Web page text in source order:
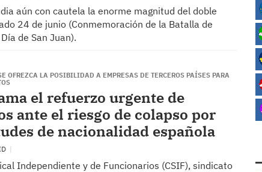
aún con cautela la enorme magnitud del doble
24 de junio (Conmemoración de la Batalla de
de San Juan).
OFREZCA LA POSIBILIDAD A EMPRESAS DE TERCEROS PAÍSES PARA
el refuerzo urgente de
ante el riesgo de colapso por
de nacionalidad española
Independiente y de Funcionarios (CSIF), sindicato